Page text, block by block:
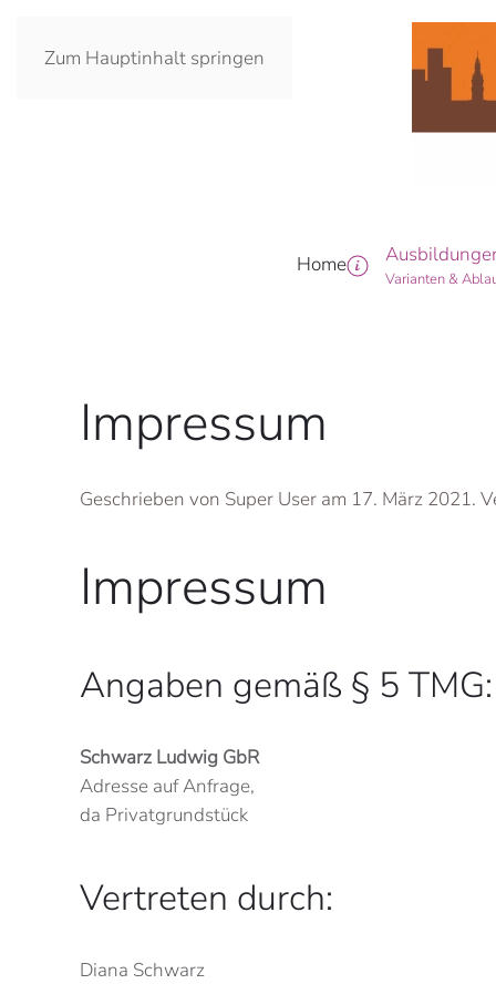
Zum Hauptinhalt springen
Home
Varianten &
Impressum
Geschrieben von Super User am 17. März 2021.
Impressum
Angaben gemäß § 5 TMG:
Schwarz Ludwig GbR
Adresse auf Anfrage,
da Privatgrundstück
Vertreten durch:
Diana Schwarz